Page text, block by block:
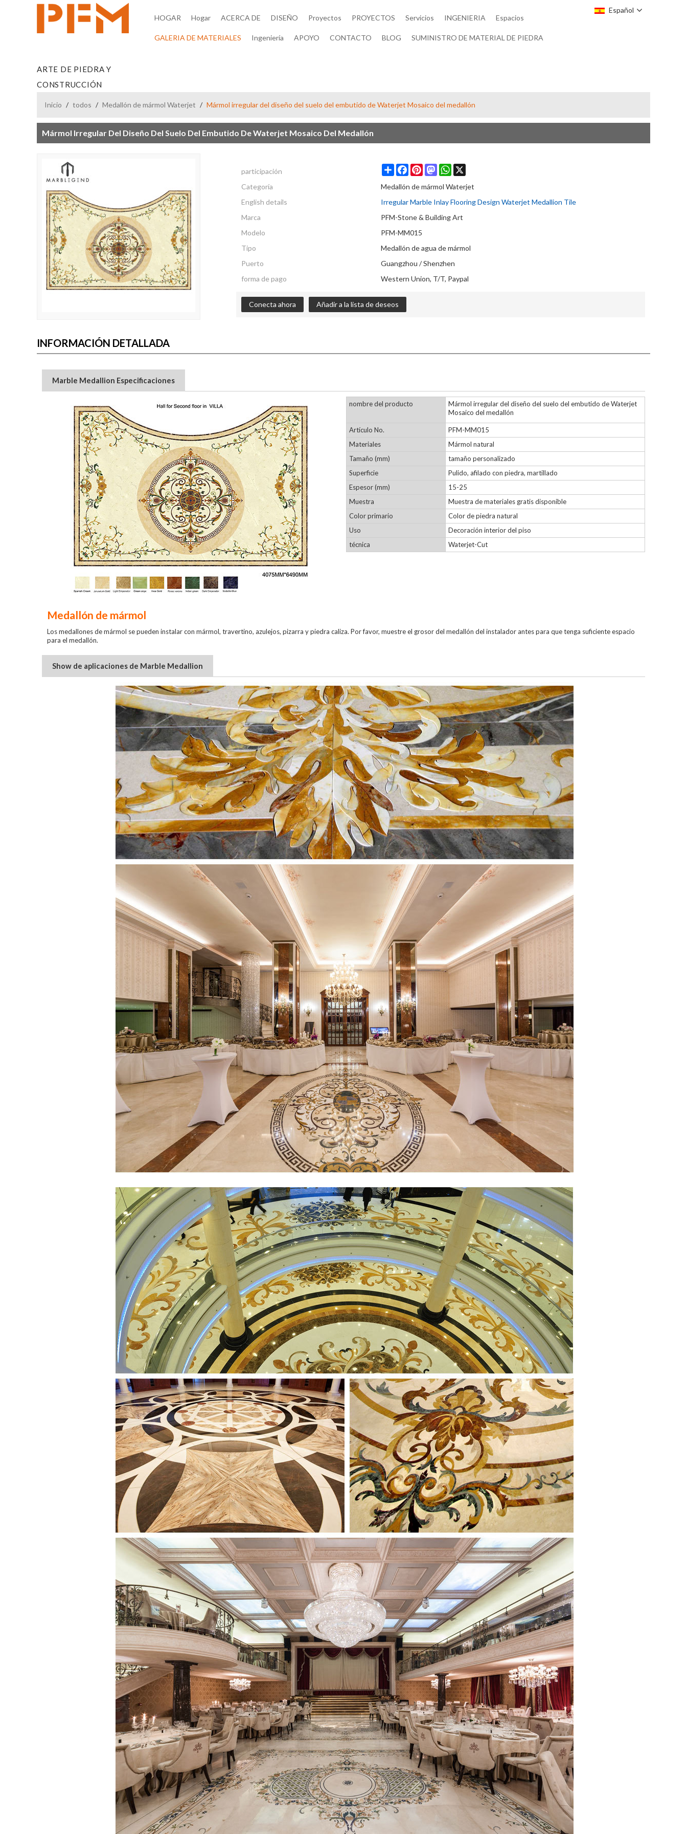
ARTE DE PIEDRA Y
CONSTRUCCIÓN
Español
HOGAR
Hogar ACERCA DE DISEÑO Proyectos PROYECTOS Servicios INGENIERIA Espacios
GALERIA DE MATERIALES Ingeniería APOYO CONTACTO BLOG SUMINISTRO DE MATERIAL DE PIEDRA
Inicio / todos / Medallón de mármol Waterjet / Mármol irregular del diseño del suelo del embutido de Waterjet Mosaico del medallón
Mármol Irregular Del Diseño Del Suelo Del Embutido De Waterjet Mosaico Del Medallón
participación ShareFacebookPinterestMastodonWhatsApp
Categoría
Medallón de mármol Waterjet
English details
Irregular Marble Inlay Flooring Design Waterjet Medallion Tile
Marca
PFM-Stone & Building Art
Modelo
PFM-MM015
Tipo
Medallón de agua de mármol
Puerto
Guangzhou / Shenzhen
forma de pago
Western Union, T/T, Paypal
Conecta ahora Añadir a la lista de deseos
INFORMACIÓN DETALLADA
Marble Medallion Especificaciones
nombre del producto
Mármol irregular del diseño del suelo del embutido de Waterjet
Mosaico del medallón
Artículo No.
PFM-MM015
Materiales
Mármol natural
Tamaño (mm)
tamaño personalizado
Superficie
Pulido, afilado con piedra, martillado
Espesor (mm)
15-25
Muestra
Muestra de materiales gratis disponible
Color primario
Color de piedra natural
Uso
Decoración interior del piso
técnica
Waterjet-Cut
Medallón de mármol
Los medallones de mármol se pueden instalar con mármol, travertino, azulejos, pizarra y piedra caliza. Por favor, muestre el grosor del medallón del instalador antes para que tenga suficiente espacio
para el medallón.
Show de aplicaciones de Marble Medallion